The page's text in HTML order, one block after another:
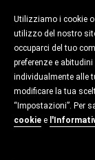
Utilizziamo i cookie
utilizzo del nostro
occuparci del tuo
preferenze e
individualmente alle
modificare la tua
“Impostazioni”. Per
cookie e